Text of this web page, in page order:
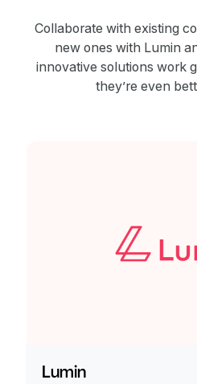
Collaborate with existing
new ones with Lumin
innovative solutions work
they’re even
Lumin